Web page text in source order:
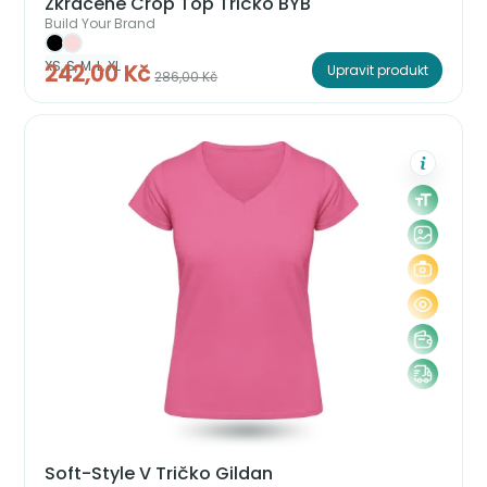
Build Your Brand
XS, S, M, L, XL
242,00 Kč 286,00 Kč Upravit produkt
Soft-Style V Tričko Gildan